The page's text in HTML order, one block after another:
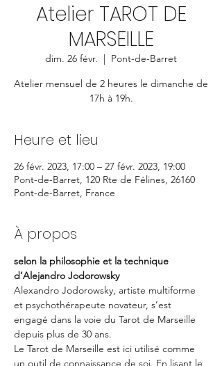
Atelier TAROT DE
MARSEILLE
dim. 26 févr.
  |
Pont-de-Barret
Atelier mensuel de 2 heures le dimanche de
17h à 19h.
Heure et lieu
26 févr. 2023, 17:00 – 27 févr. 2023, 19:00
Pont-de-Barret, 120 Rte de Félines, 26160
Pont-de-Barret, France
À propos
selon la philosophie et la technique
d’Alejandro Jodorowsky
Alexandro Jodorowsky, artiste multiforme
et psychothérapeute novateur, s’est
engagé dans la voie du Tarot de Marseille
depuis plus de 30 ans.
Le Tarot de Marseille est ici utilisé comme
un outil de connaissance de soi. En lisant le